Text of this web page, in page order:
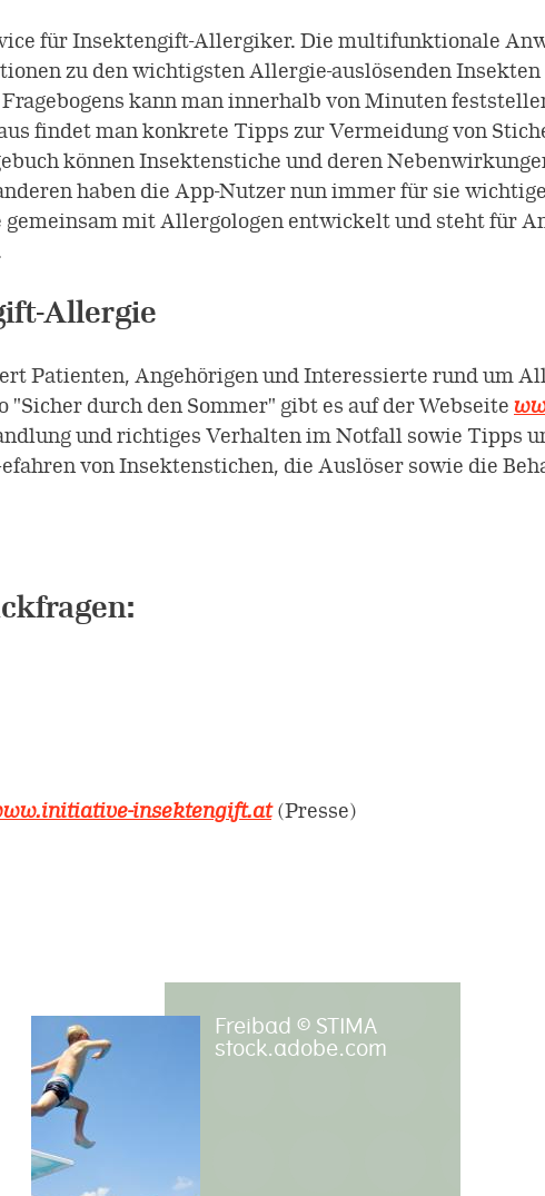
für Insektengift-Allergiker. Die multifunktionale
zu den wichtigsten Allergie-auslösenden
kann man innerhalb von Minuten
findet man konkrete Tipps zur Vermeidung von
können Insektenstiche und deren
haben die App-Nutzer nun immer für sie
mit Allergologen entwickelt und steht für
Allergie
Angehörigen und Interessierte rund um
durch den Sommer" gibt es auf der Webseite
und richtiges Verhalten im Notfall sowie
von Insektenstichen, die Auslöser sowie die
insektengift.at(Presse)
Freibad © STIMA
stock.adobe.com